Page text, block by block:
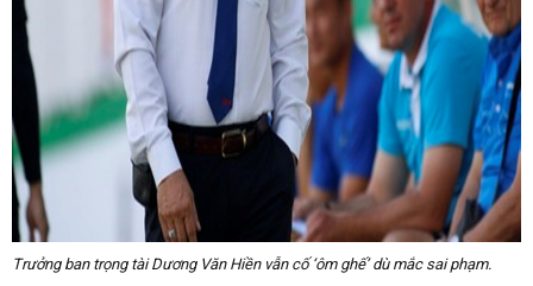
Trưởng ban trọng tài Dương Văn Hiền vẫn cố ‘ôm ghế’ dù mắc sai phạm.